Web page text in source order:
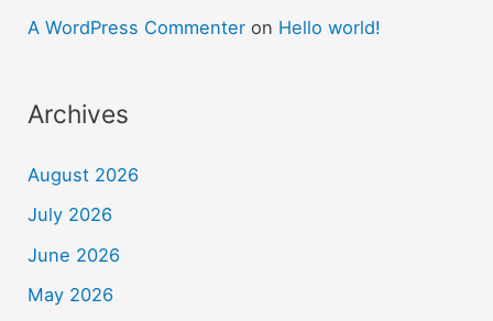
A WordPress Commenter on Hello world!
Archives
August 2026
July 2026
June 2026
May 2026